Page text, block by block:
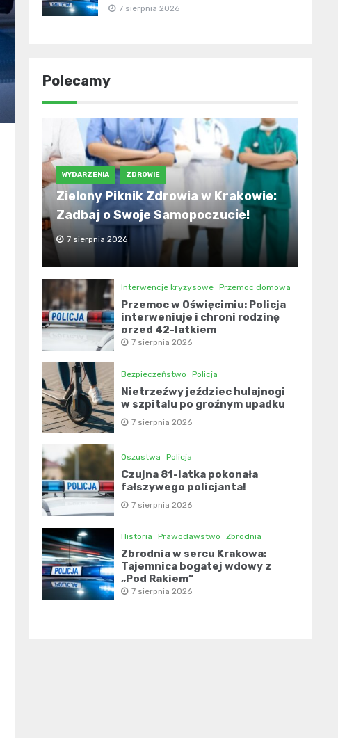
7 sierpnia 2026
Polecamy
WYDARZENIA ZDROWIE
Zielony Piknik Zdrowia w Krakowie:
Zadbaj o Swoje Samopoczucie!
7 sierpnia 2026
Interwencje kryzysowe Przemoc domowa
Przemoc w Oświęcimiu: Policja
interweniuje i chroni rodzinę
przed 42-latkiem
7 sierpnia 2026
Bezpieczeństwo Policja
Nietrzeźwy jeździec hulajnogi
w szpitalu po groźnym upadku
7 sierpnia 2026
Oszustwa Policja
Czujna 81-latka pokonała
fałszywego policjanta!
7 sierpnia 2026
Historia Prawodawstwo Zbrodnia
Zbrodnia w sercu Krakowa:
Tajemnica bogatej wdowy z
„Pod Rakiem”
7 sierpnia 2026